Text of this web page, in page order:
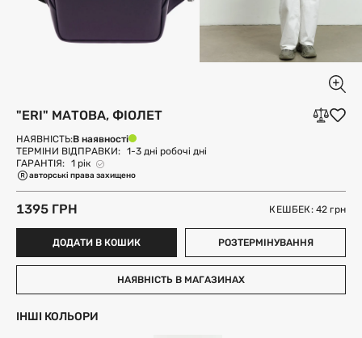
"ERI" МАТОВА, ФІОЛЕТ
НАЯВНІСТЬ:В наявності
ТЕРМІНИ ВІДПРАВКИ: 1-3 дні робочі дні
ГАРАНТІЯ: 1 рік
авторські права захищено
1395 ГРН КЕШБЕК: 42грн
ДОДАТИ В КОШИК РОЗТЕРМІНУВАННЯ
НАЯВНІСТЬ В МАГАЗИНАХ
ІНШІ КОЛЬОРИ